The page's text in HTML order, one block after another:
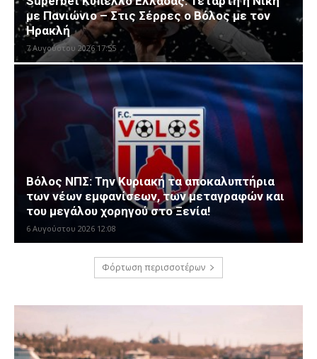
με Πανιώνιο – Στις Σέρρες ο Βόλος με τον
Ηρακλή
7 Αυγούστου 2026 17:55
Βόλος ΝΠΣ: Την Κυριακή τα αποκαλυπτήρια
των νέων εμφανίσεων, των μεταγραφών και
του μεγάλου χορηγού στο Ξενία!
6 Αυγούστου 2026 12:08
Φόρτωση περισσοτέρων